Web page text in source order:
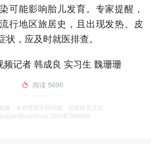
可能影响胎儿发育。专家提醒，
行地区旅居史，且出现发热、皮
状，应及时就医排查。
记者 韩成良 实习生 魏珊珊
阅读 5690
频，未经授权不得转载、授权联系方式
020-87006626